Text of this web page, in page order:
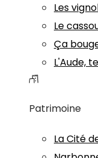
Les
Le
Ça
L'Aude,
Patrimoine
La Cité